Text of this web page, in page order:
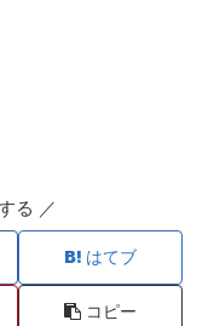
る ／
はてブ
コピー